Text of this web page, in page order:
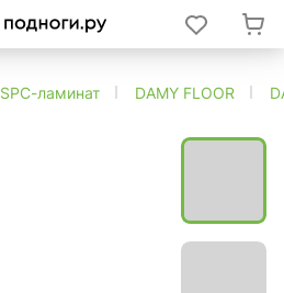
SPC-ламинат DAMY FLOOR